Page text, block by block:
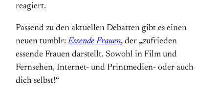
reagiert.
Passend zu den aktuellen Debatten gibt es einen
neuen tumblr:Essende Frauen, der „zufrieden
essende Frauen darstellt. Sowohl in Film und
Fernsehen, Internet- und Printmedien- oder auch
dich selbst!“